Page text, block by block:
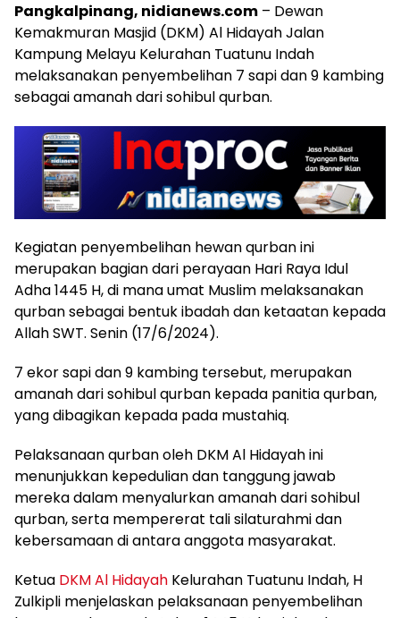
Pangkalpinang, nidianews.com – Dewan
Kemakmuran Masjid (DKM) Al Hidayah Jalan
Kampung Melayu Kelurahan Tuatunu Indah
melaksanakan penyembelihan 7 sapi dan 9 kambing
sebagai amanah dari sohibul qurban.
Kegiatan penyembelihan hewan qurban ini
merupakan bagian dari perayaan Hari Raya Idul
Adha 1445 H, di mana umat Muslim melaksanakan
qurban sebagai bentuk ibadah dan ketaatan kepada
Allah SWT. Senin (17/6/2024).
7 ekor sapi dan 9 kambing tersebut, merupakan
amanah dari sohibul qurban kepada panitia qurban,
yang dibagikan kepada pada mustahiq.
Pelaksanaan qurban oleh DKM Al Hidayah ini
menunjukkan kepedulian dan tanggung jawab
mereka dalam menyalurkan amanah dari sohibul
qurban, serta mempererat tali silaturahmi dan
kebersamaan di antara anggota masyarakat.
Ketua DKM Al Hidayah Kelurahan Tuatunu Indah, H
Zulkipli menjelaskan pelaksanaan penyembelihan